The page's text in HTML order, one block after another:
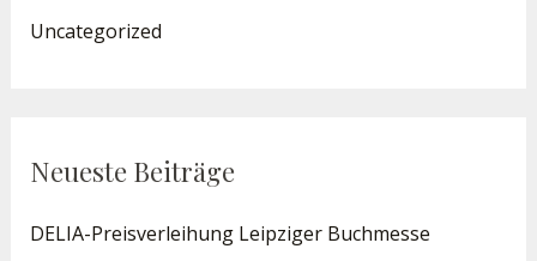
Uncategorized
Neueste Beiträge
DELIA-Preisverleihung Leipziger Buchmesse